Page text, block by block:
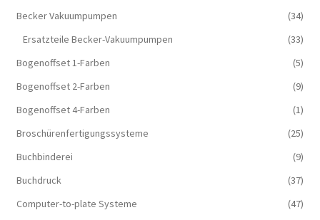
Becker Vakuumpumpen
(34)
Ersatzteile Becker-Vakuumpumpen
(33)
Bogenoffset 1-Farben
(5)
Bogenoffset 2-Farben
(9)
Bogenoffset 4-Farben
(1)
Broschürenfertigungssysteme
(25)
Buchbinderei
(9)
Buchdruck
(37)
Computer-to-plate Systeme
(47)